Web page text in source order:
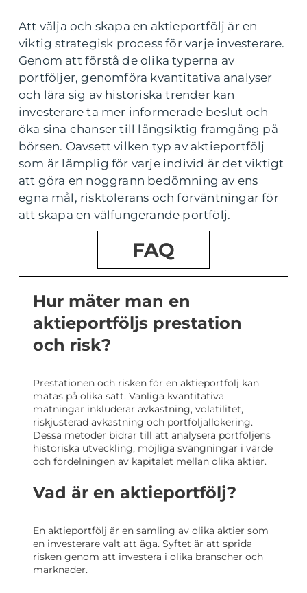
Att välja och skapa en aktieportfölj är en
viktig strategisk process för varje investerare.
Genom att förstå de olika typerna av
portföljer, genomföra kvantitativa analyser
och lära sig av historiska trender kan
investerare ta mer informerade beslut och
öka sina chanser till långsiktig framgång på
börsen. Oavsett vilken typ av aktieportfölj
som är lämplig för varje individ är det viktigt
att göra en noggrann bedömning av ens
egna mål, risktolerans och förväntningar för
att skapa en välfungerande portfölj.
FAQ
Hur mäter man en
aktieportföljs prestation
och risk?
Prestationen och risken för en aktieportfölj kan
mätas på olika sätt. Vanliga kvantitativa
mätningar inkluderar avkastning, volatilitet,
riskjusterad avkastning och portföljallokering.
Dessa metoder bidrar till att analysera portföljens
historiska utveckling, möjliga svängningar i värde
och fördelningen av kapitalet mellan olika aktier.
Vad är en aktieportfölj?
En aktieportfölj är en samling av olika aktier som
en investerare valt att äga. Syftet är att sprida
risken genom att investera i olika branscher och
marknader.